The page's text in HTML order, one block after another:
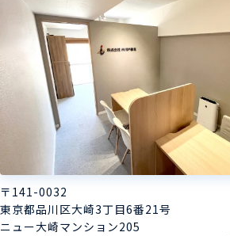
〒141-0032
東京都品川区大崎3丁目6番21号
ニュー大崎マンション205